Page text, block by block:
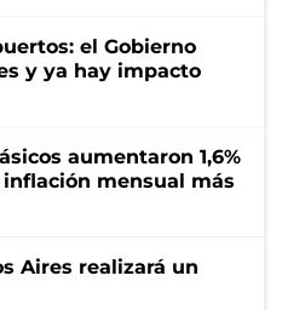
el Gobierno
y ya hay impacto
aumentaron 1,6%
mensual más
Aires realizará un